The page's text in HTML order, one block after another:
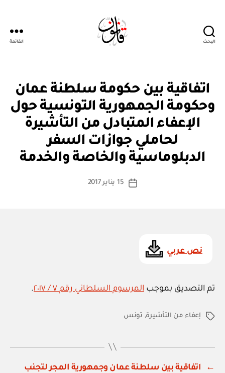
البحث القائمة
التصنيفات
ف
ا
اتفاقية بين حكومة سلطنة عمان
وحكومة الجمهورية التونسية حول
الإعفاء المتبادل من التأشيرة
لحاملي جوازات السفر
الدبلوماسية والخاصة والخدمة
كاتب
بو
س
ة
تاريخ
15 يناير 2017
نص عربي
تم التصديق بموجب المرسوم السلطاني رقم ٧ / ٢٠١٧ .
الوسومإعفاء من التأشيرة, تونس
←
اتفاقية بين سلطنة عمان وجمهورية المجر لتجنب